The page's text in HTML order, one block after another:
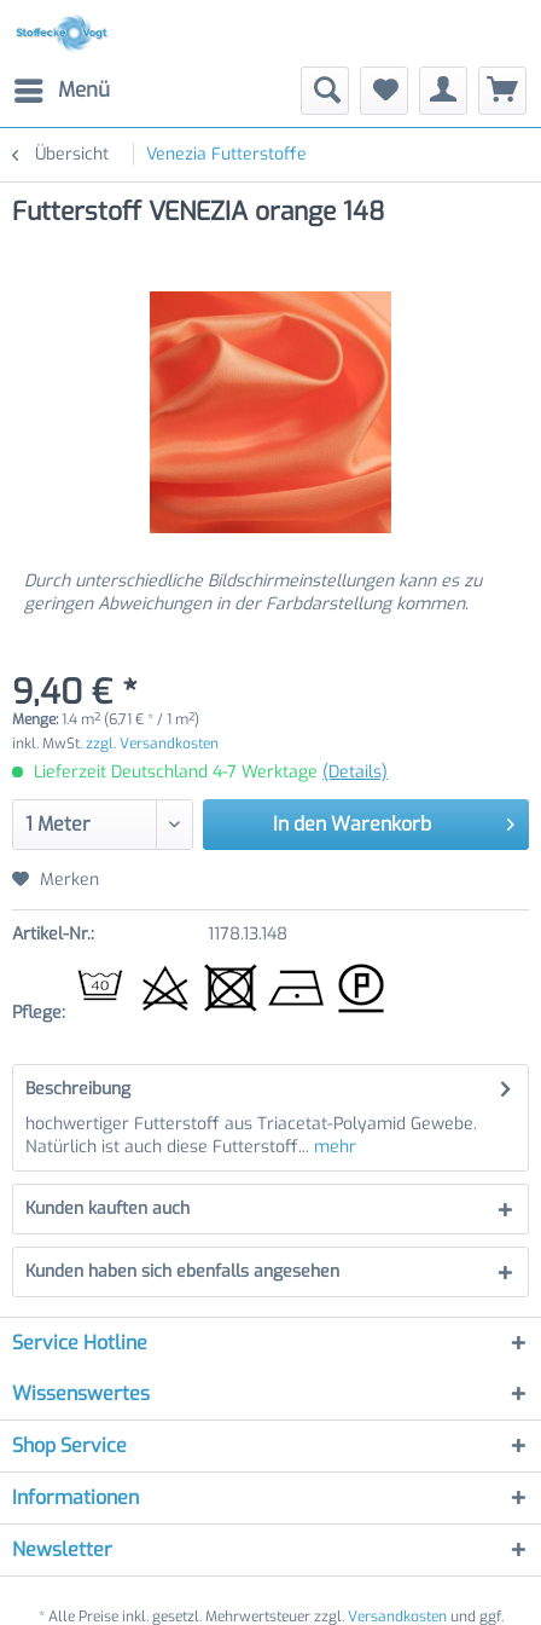
Menü
Übersicht Venezia Futterstoffe
Futterstoff VENEZIA orange 148
Durch unterschiedliche Bildschirmeinstellungen kann es zu
geringen Abweichungen in der Farbdarstellung kommen.
9,40 € *
Menge:1.4 m² (6,71 € * / 1 m²)
inkl. MwSt.zzgl. Versandkosten
Lieferzeit Deutschland 4-7 Werktage (Details)
In den Warenkorb
Merken
Artikel-Nr.: 1178.13.148
Pflege:
Beschreibung
hochwertiger Futterstoff aus Triacetat-Polyamid Gewebe.
Natürlich ist auch diese Futterstoff... mehr
Kunden kauften auch
Kunden haben sich ebenfalls angesehen
Service Hotline
Wissenswertes
Shop Service
Informationen
Newsletter
* Alle Preise inkl. gesetzl. Mehrwertsteuer zzgl.Versandkostenund ggf.